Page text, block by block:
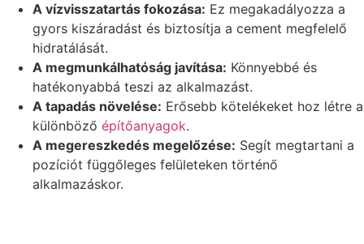
A vízvisszatartás fokozása: Ez megakadályozza a
gyors kiszáradást és biztosítja a cement megfelelő
hidratálását.
A megmunkálhatóság javítása: Könnyebbé és
hatékonyabbá teszi az alkalmazást.
A tapadás növelése: Erősebb kötelékeket hoz létre a
különböző építőanyagok.
A megereszkedés megelőzése: Segít megtartani a
pozíciót függőleges felületeken történő
alkalmazáskor.